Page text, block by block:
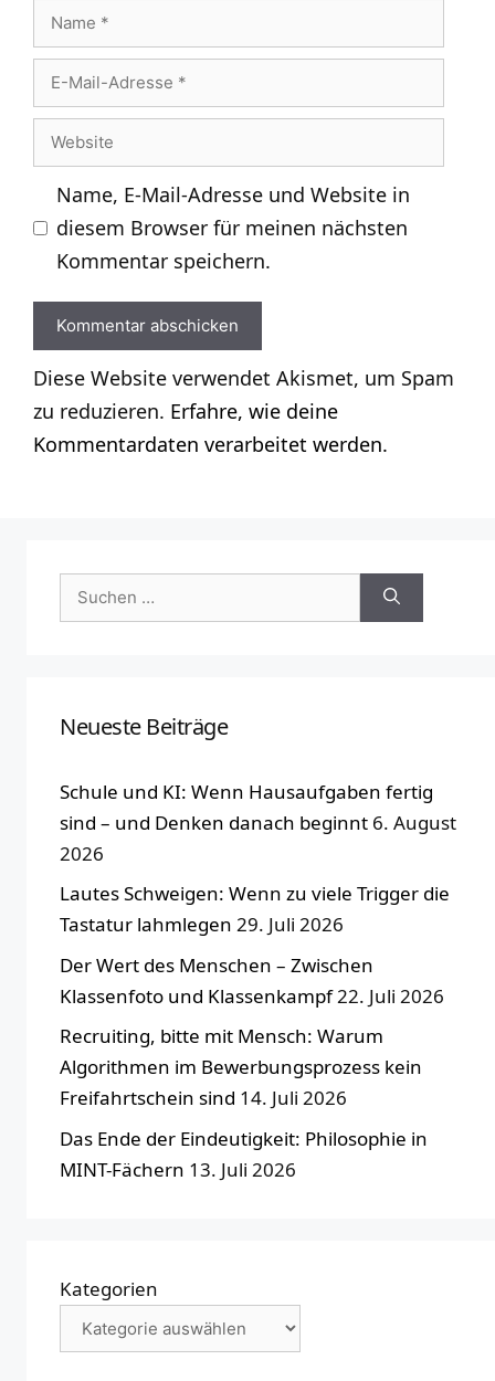
Name
Mail-
Adresse
Website
Name, E-Mail-Adresse und Website in
diesem Browser für meinen nächsten
Kommentar speichern.
Diese Website verwendet Akismet, um Spam
zu reduzieren. Erfahre, wie deine
Kommentardaten verarbeitet werden.
Suchen
nach:
Neueste Beiträge
Schule und KI: Wenn Hausaufgaben fertig
sind – und Denken danach beginnt 6. August
2026
Lautes Schweigen: Wenn zu viele Trigger die
Tastatur lahmlegen 29. Juli 2026
Der Wert des Menschen – Zwischen
Klassenfoto und Klassenkampf 22. Juli 2026
Recruiting, bitte mit Mensch: Warum
Algorithmen im Bewerbungsprozess kein
Freifahrtschein sind 14. Juli 2026
Das Ende der Eindeutigkeit: Philosophie in
MINT-Fächern 13. Juli 2026
Kategorien